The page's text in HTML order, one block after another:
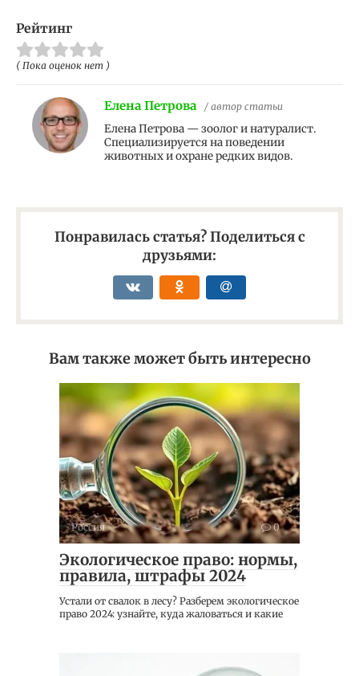
Рейтинг
( Пока оценок нет )
Елена Петрова / автор статьи
Елена Петрова — зоолог и натуралист.
Специализируется на поведении
животных и охране редких видов.
Понравилась статья? Поделиться с
друзьями:
Вам также может быть интересно
Россия 0
Экологическое право: нормы,
правила, штрафы 2024
Устали от свалок в лесу? Разберем экологическое
право 2024: узнайте, куда жаловаться и какие